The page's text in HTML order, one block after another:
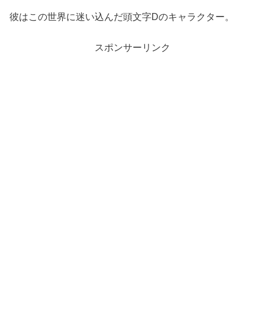
彼はこの世界に迷い込んだ頭文字Dのキャラクター。
スポンサーリンク